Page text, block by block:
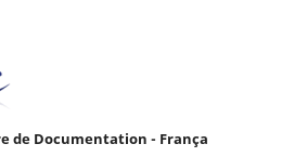
de Documentation - França